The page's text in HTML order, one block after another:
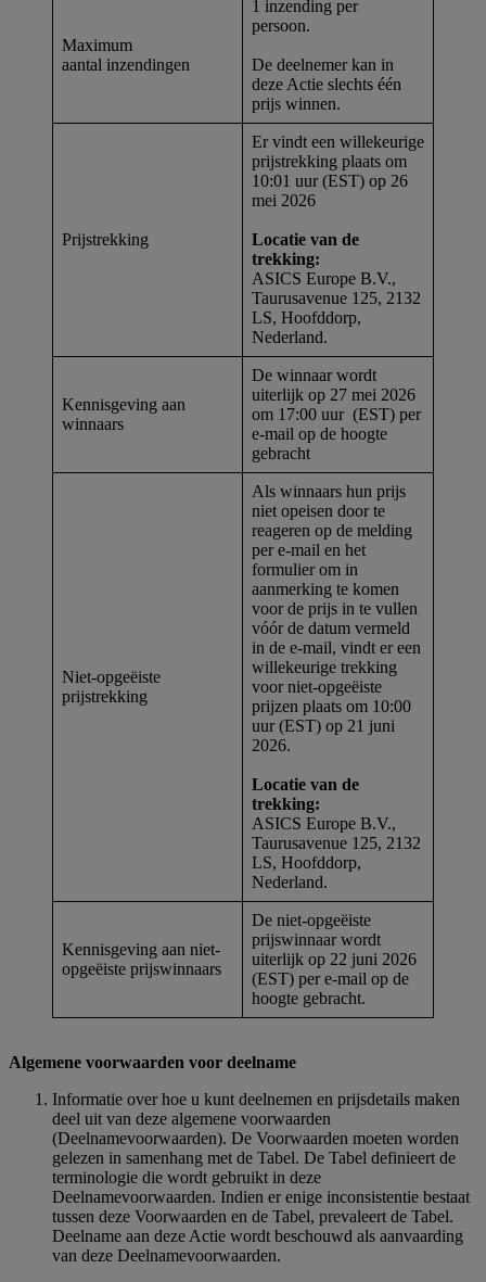
Maximum
aantal inzendingen
1 inzending per
persoon.
De deelnemer kan in
deze Actie slechts één
prijs winnen.
Prijstrekking
Er vindt een willekeurige
prijstrekking plaats om
10:01 uur (EST) op 26
mei 2026
Locatie van de
trekking:
ASICS Europe B.V.,
Taurusavenue 125, 2132
LS, Hoofddorp,
Nederland.
Kennisgeving aan
winnaars
De winnaar wordt
uiterlijk op 27 mei 2026
om 17:00 uur (EST) per
e-mail op de hoogte
gebracht
Niet-opgeëiste
prijstrekking
Als winnaars hun prijs
niet opeisen door te
reageren op de melding
per e-mail en het
formulier om in
aanmerking te komen
voor de prijs in te vullen
vóór de datum vermeld
in de e-mail, vindt er een
willekeurige trekking
voor niet-opgeëiste
prijzen plaats om 10:00
uur (EST) op 21 juni
2026.
Locatie van de
trekking:
ASICS Europe B.V.,
Taurusavenue 125, 2132
LS, Hoofddorp,
Nederland.
Kennisgeving aan niet-
opgeëiste prijswinnaars
De niet-opgeëiste
prijswinnaar wordt
uiterlijk op 22 juni 2026
(EST) per e-mail op de
hoogte gebracht.
Algemene voorwaarden voor deelname
Informatie over hoe u kunt deelnemen en prijsdetails maken
deel uit van deze algemene voorwaarden
(Deelnamevoorwaarden). De Voorwaarden moeten worden
gelezen in samenhang met de Tabel. De Tabel definieert de
terminologie die wordt gebruikt in deze
Deelnamevoorwaarden. Indien er enige inconsistentie bestaat
tussen deze Voorwaarden en de Tabel, prevaleert de Tabel.
Deelname aan deze Actie wordt beschouwd als aanvaarding
van deze Deelnamevoorwaarden.